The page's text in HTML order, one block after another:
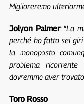
Miglioreremo
Jolyon Palmer: “La
perché ho fatto sei
la monoposto
problema
dovremmo aver
Toro Rosso